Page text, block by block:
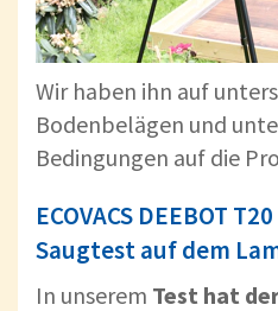
Wir haben ihn auf
Bodenbelägen und
Bedingungen auf die
ECOVACS DEEBOT
Saugtest auf dem
In unserem Test hat der